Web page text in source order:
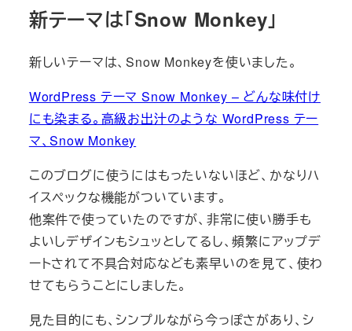
新テーマは「Snow Monkey」
新しいテーマは、Snow Monkeyを使いました。
WordPress テーマ Snow Monkey – どんな味付け
にも染まる。高級お出汁のような WordPress テー
マ、Snow Monkey
このブログに使うにはもったいないほど、かなりハ
イスペックな機能がついています。
他案件で使っていたのですが、非常に使い勝手も
よいしデザインもシュッとしてるし、頻繁にアップデ
ートされて不具合対応なども素早いのを見て、使わ
せてもらうことにしました。
見た目的にも、シンプルながら今っぽさがあり、シ